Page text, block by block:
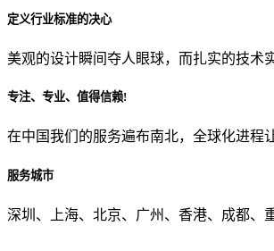
贵公司的团队规模是？
从哪里了解到我们？
定义行业标准的决心
美观的设计瞬间夺人眼球，而扎实的技术
专注、专业、值得信赖!
在中国我们的服务遍布南北，全球化进程
服务城市
深圳、上海、北京、广州、香港、成都、